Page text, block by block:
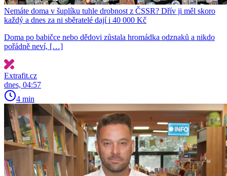
Nemáte doma v šuplíku tuhle drobnost z ČSSR? Dřív ji měl skoro
každý a dnes za ni sběratelé dají i 40 000 Kč
Doma po babičce nebo dědovi zůstala hromádka odznaků a nikdo
pořádně neví, […]
Extrafit.cz
dnes, 04:57
4 min